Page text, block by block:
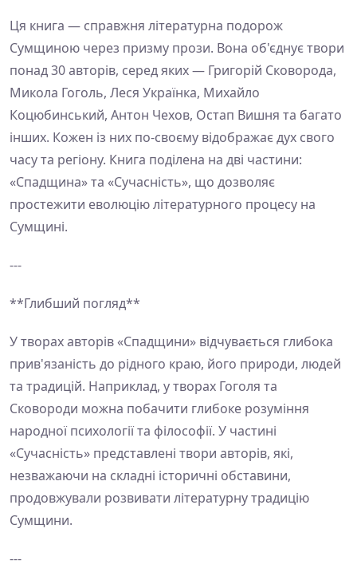
Ця книга — справжня літературна подорож
Сумщиною через призму прози. Вона об'єднує твори
понад 30 авторів, серед яких — Григорій Сковорода,
Микола Гоголь, Леся Українка, Михайло
Коцюбинський, Антон Чехов, Остап Вишня та багато
інших. Кожен із них по-своєму відображає дух свого
часу та регіону. Книга поділена на дві частини:
«Спадщина» та «Сучасність», що дозволяє
простежити еволюцію літературного процесу на
Сумщині.
---
**Глибший погляд**
У творах авторів «Спадщини» відчувається глибока
прив'язаність до рідного краю, його природи, людей
та традицій. Наприклад, у творах Гоголя та
Сковороди можна побачити глибоке розуміння
народної психології та філософії. У частині
«Сучасність» представлені твори авторів, які,
незважаючи на складні історичні обставини,
продовжували розвивати літературну традицію
Сумщини.
---